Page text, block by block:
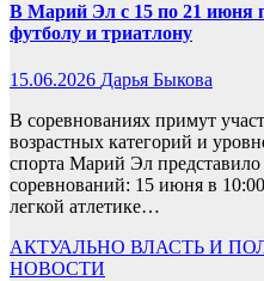
В Марий Эл с 15 по 21 июня
футболу и триатлону
15.06.2026 Дарья Быкова
В соревнованиях примут
возрастных категорий и
спорта Марий Эл
соревнований: 15 июня в
легкой атлетике…
АКТУАЛЬНО ВЛАСТЬ И
НОВОСТИ